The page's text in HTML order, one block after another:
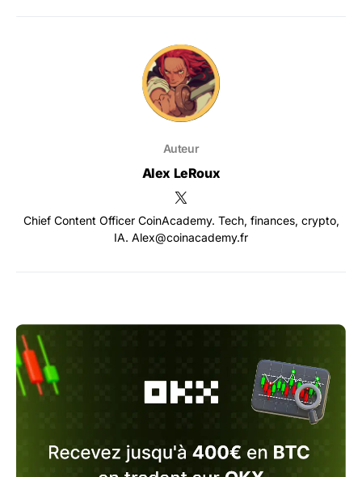
Auteur
Alex LeRoux
Chief Content Officer CoinAcademy. Tech, finances, crypto,
IA. Alex@coinacademy.fr